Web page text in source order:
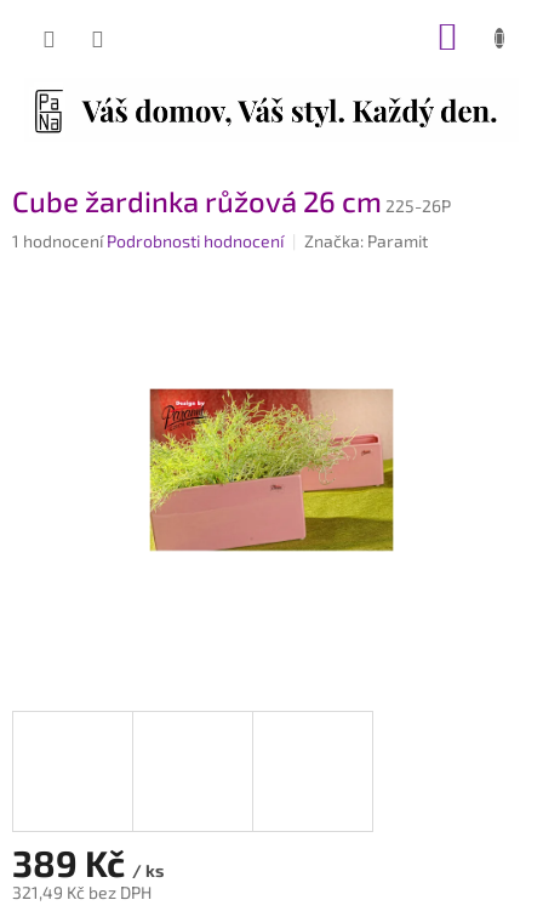
Cube žardinka růžová 26 cm 225-26P
Průměrné
1 hodnocení Podrobnosti hodnocení Značka: Paramit
389 Kč / ks
321,49 Kč bez DPH